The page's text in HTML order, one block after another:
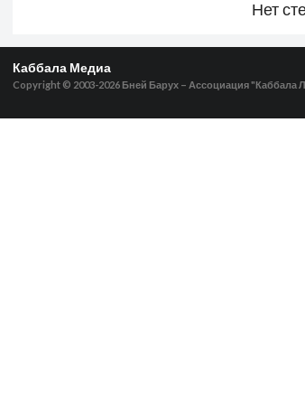
Нет
Каббала Медиа
Copyright © 2003-2026 Бней Барух – Ассоциация "Каббала